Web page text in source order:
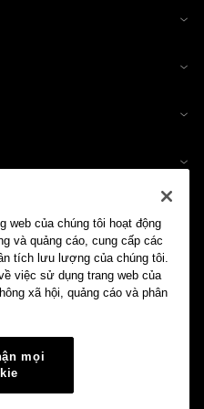
web của chúng tôi hoạt động
và quảng cáo, cung cấp các
tích lưu lượng của chúng tôi.
việc sử dụng trang web của
xã hội, quảng cáo và phân
mọi